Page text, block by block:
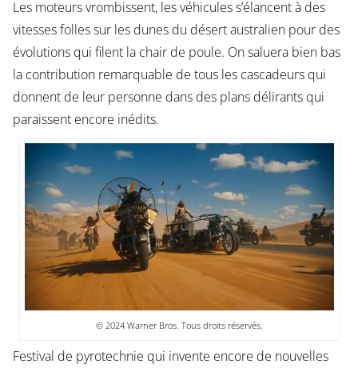
Les moteurs vrombissent, les véhicules s’élancent à des
vitesses folles sur les dunes du désert australien pour des
évolutions qui filent la chair de poule. On saluera bien bas
la contribution remarquable de tous les cascadeurs qui
donnent de leur personne dans des plans délirants qui
paraissent encore inédits.
© 2024 Warner Bros. Tous droits réservés.
Festival de pyrotechnie qui invente encore de nouvelles